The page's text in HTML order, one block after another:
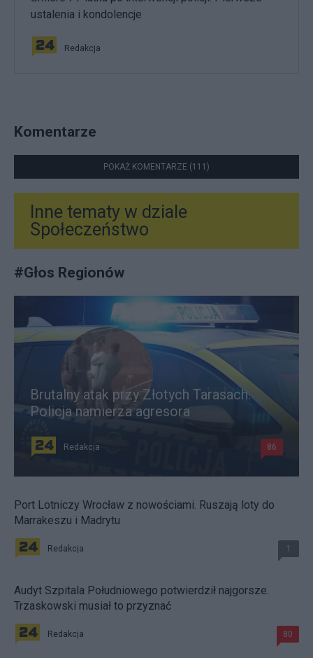
ustalenia i kondolencje
Redakcja
Komentarze
POKAŻ KOMENTARZE (111)
Inne tematy w dziale
Społeczeństwo
#Głos Regionów
Brutalny atak przy Złotych Tarasach.
Policja namierza agresora
Redakcja 86
Port Lotniczy Wrocław z nowościami. Ruszają loty do
Marrakeszu i Madrytu
Redakcja 1
Audyt Szpitala Południowego potwierdził najgorsze.
Trzaskowski musiał to przyznać
Redakcja 80